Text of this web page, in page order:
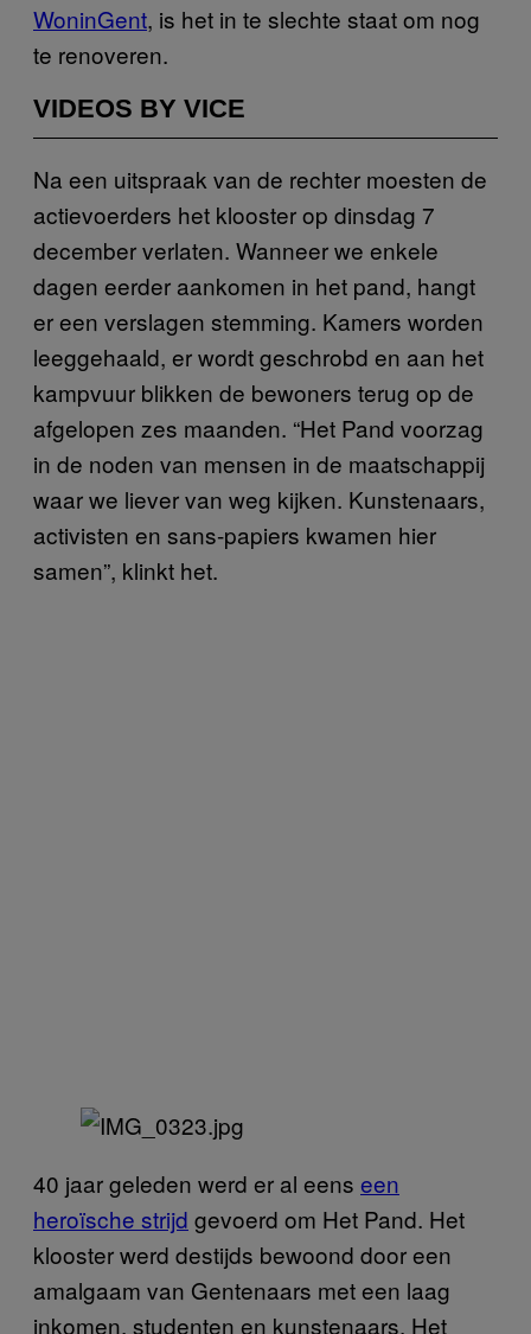
WoninGent, is het in te slechte staat om nog
te renoveren.
VIDEOS BY VICE
Na een uitspraak van de rechter moesten de
actievoerders het klooster op dinsdag 7
december verlaten. Wanneer we enkele
dagen eerder aankomen in het pand, hangt
er een verslagen stemming. Kamers worden
leeggehaald, er wordt geschrobd en aan het
kampvuur blikken de bewoners terug op de
afgelopen zes maanden. “Het Pand voorzag
in de noden van mensen in de maatschappij
waar we liever van weg kijken. Kunstenaars,
activisten en sans-papiers kwamen hier
samen”, klinkt het.
40 jaar geleden werd er al eens een
heroïsche strijd gevoerd om Het Pand. Het
klooster werd destijds bewoond door een
amalgaam van Gentenaars met een laag
inkomen, studenten en kunstenaars. Het